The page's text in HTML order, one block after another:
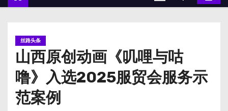
丝路头条
山西原创动画《叽哩与咕
噜》入选2025服贸会服务示
范案例